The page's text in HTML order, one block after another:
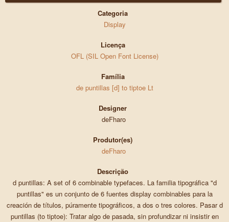
Categoria
Display
Licença
OFL (SIL Open Font License)
Família
de puntillas [d] to tiptoe Lt
Designer
deFharo
Produtor(es)
deFharo
Descrição
d puntillas: A set of 6 combinable typefaces. La familia tipográfica "d
puntillas" es un conjunto de 6 fuentes display combinables para la
creación de títulos, púramente tipográficos, a dos o tres colores. Pasar d
puntillas (to tiptoe): Tratar algo de pasada, sin profundizar ni insistir en